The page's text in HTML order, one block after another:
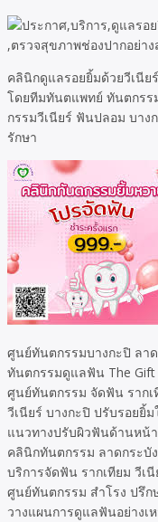
คลินิกดูแลรอยยิ้มด้วยวีเนี
โดยทีมทันตแพทย์ ทันตกรร
กรรมวีเนียร์ ฟันปลอม บา
รักษา
ศูนย์ทันตกรรมบางกะปิ ลา
ทันตกรรมดูแลฟัน The Gift
ศูนย์ทันตกรรม จัดฟัน รากเ
วีเนียร์ บางกะปิ ปรับรอยยิ้ม
แนวทางปรับผิวฟันด้านหน้
คลินิกทันตกรรม ลาดกระ
บริการจัดฟัน รากเทียม วี
ศูนย์ทันตกรรม สำโรง ปรึ
วางแผนการดูแลฟันอย่างเ